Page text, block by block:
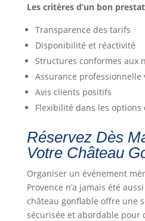
Les critères d’un bon
Transparence des tarifs
Disponibilité et réactivité
Structures conformes aux
Assurance professionnelle
Avis clients positifs
Flexibilité dans les options
Réservez Dès
Votre Château
Organiser un événement
Provence n’a jamais été
château gonflable offre une
sécurisée et abordable pour